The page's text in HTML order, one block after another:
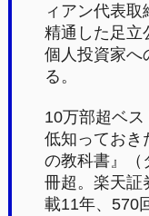
ィアン代表
精通した足立
個人投資家へ
る。
10万部超ベ
低知っておき
の教科書』（
冊超。楽天証
載11年、570